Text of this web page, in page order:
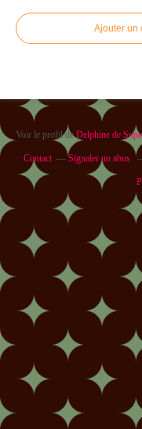
Ajouter un
Voir le profil deDelphine de
Contact Signaler un abus